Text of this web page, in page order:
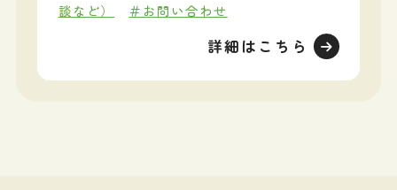
談など）
＃お問い合わせ
詳細はこちら